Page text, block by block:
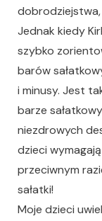
Jednak kiedy
szybko
barów
i minusy. Jest
barze
niezdrowych
dzieci
przeciwnym
sałatki!
Moje dzieci